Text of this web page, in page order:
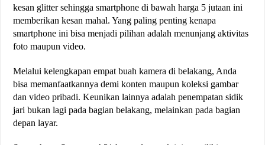
kesan glitter sehingga smartphone di bawah harga 5 jutaan ini
memberikan kesan mahal. Yang paling penting kenapa
smartphone ini bisa menjadi pilihan adalah menunjang aktivitas
foto maupun video.
Melalui kelengkapan empat buah kamera di belakang, Anda
bisa memanfaatkannya demi konten maupun koleksi gambar
dan video pribadi. Keunikan lainnya adalah penempatan sidik
jari bukan lagi pada bagian belakang, melainkan pada bagian
depan layar.